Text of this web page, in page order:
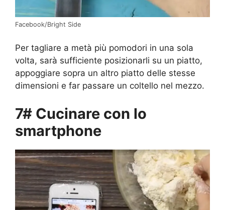
Facebook/Bright Side
Per tagliare a metà più pomodori in una sola
volta, sarà sufficiente posizionarli su un piatto,
appoggiare sopra un altro piatto delle stesse
dimensioni e far passare un coltello nel mezzo.
7# Cucinare con lo
smartphone